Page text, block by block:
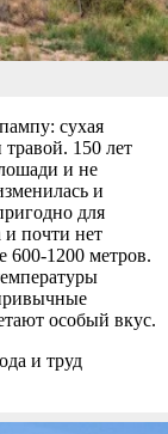
сухая
150 лет
и не
и
для
и почти нет
600-1200 метров.
особый вкус.
и труд